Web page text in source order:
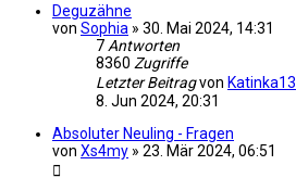
Deguzähne
von Sophia » 30. Mai 2024, 14:31
7 Antworten
8360 Zugriffe
Letzter Beitragvon Katinka13
8. Jun 2024, 20:31
Absoluter Neuling - Fragen
von Xs4my » 23. Mär 2024, 06:51